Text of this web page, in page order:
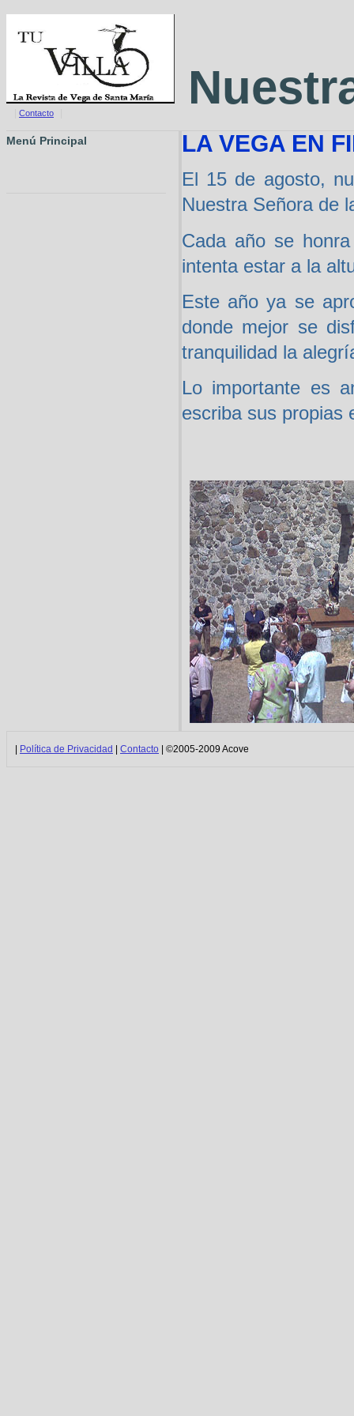
Contacto
LA VEGA EN
El 15 de agosto,
Nuestra Señora de
Cada año se
intenta estar a la
Este año ya se
donde mejor se
tranquilidad la
Lo importante es
escriba sus propias
Menú Principal
Política de Privacidad Contacto | ©2005-2009 Acove